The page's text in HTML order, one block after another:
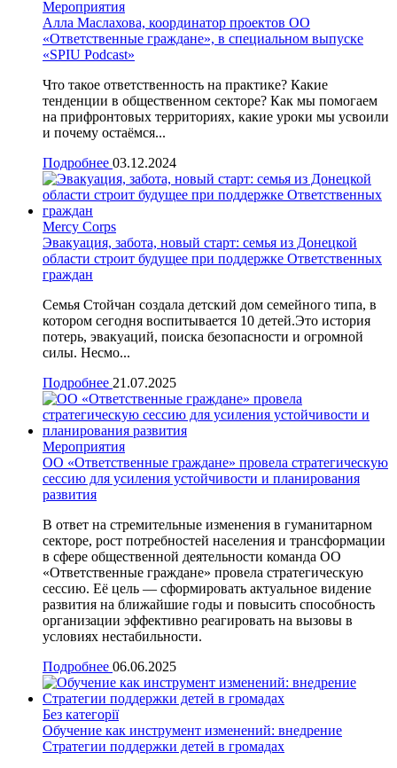
Мероприятия
Алла Маслахова, координатор проектов ОО
«Ответственные граждане», в специальном выпуске
«SPIU Podcast»
Что такое ответственность на практике? Какие
тенденции в общественном секторе? Как мы помогаем
на прифронтовых территориях, какие уроки мы усвоили
и почему остаёмся...
Подробнее 03.12.2024
Mercy Corps
Эвакуация, забота, новый старт: семья из Донецкой
области строит будущее при поддержке Ответственных
граждан
Семья Стойчан создала детский дом семейного типа, в
котором сегодня воспитывается 10 детей.Это история
потерь, эвакуаций, поиска безопасности и огромной
силы. Несмо...
Подробнее 21.07.2025
Мероприятия
ОО «Ответственные граждане» провела стратегическую
сессию для усиления устойчивости и планирования
развития
В ответ на стремительные изменения в гуманитарном
секторе, рост потребностей населения и трансформации
в сфере общественной деятельности команда ОО
«Ответственные граждане» провела стратегическую
сессию. Её цель — сформировать актуальное видение
развития на ближайшие годы и повысить способность
организации эффективно реагировать на вызовы в
условиях нестабильности.
Подробнее 06.06.2025
Без категорії
Обучение как инструмент изменений: внедрение
Стратегии поддержки детей в громадах